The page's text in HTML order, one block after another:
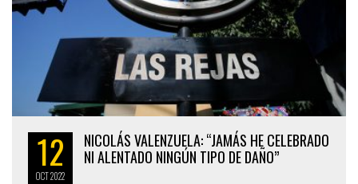
12
OCT2022
NICOLÁS VALENZUELA: “JAMÁS HE CELEBRADO
NI ALENTADO NINGÚN TIPO DE DAÑO”